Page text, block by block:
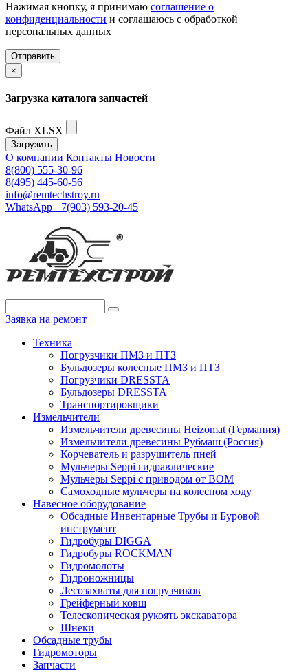
Нажимая кнопку, я принимаю соглашение о
конфиденциальности и соглашаюсь с обработкой
персональных данных
Отправить
×
Загрузка каталога запчастей
Файл XLSX
Загрузить
О компании Контакты Новости
8(800) 555-30-96
8(495) 445-60-56
info@remtechstroy.ru
WhatsApp +7(903) 593-20-45
Заявка на ремонт
Техника
Погрузчики ПМЗ и ПТЗ
Бульдозеры колесные ПМЗ и ПТЗ
Погрузчики DRESSTA
Бульдозеры DRESSTA
Транспортировщики
Измельчители
Измельчители древесины Heizomat (Германия)
Измельчители древесины Рубмаш (Россия)
Корчеватель и разрушитель пней
Мульчеры Seppi гидравлические
Мульчеры Seppi с приводом от ВОМ
Самоходные мульчеры на колесном ходу
Навесное оборудование
Обсадные Инвентарные Трубы и Буровой
инструмент
Гидробуры DIGGA
Гидробуры ROCKMAN
Гидромолоты
Гидроножницы
Лесозахваты для погрузчиков
Грейферный ковш
Телескопическая рукоять экскаватора
Шнеки
Обсадные трубы
Гидромоторы
Запчасти